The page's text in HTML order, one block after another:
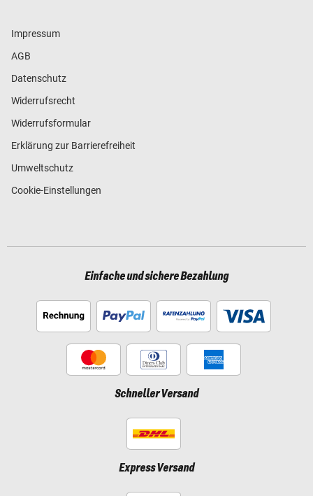
Impressum
AGB
Datenschutz
Widerrufsrecht
Widerrufsformular
Erklärung zur Barrierefreiheit
Umweltschutz
Cookie-Einstellungen
Einfache und sichere Bezahlung
Schneller Versand
Express Versand